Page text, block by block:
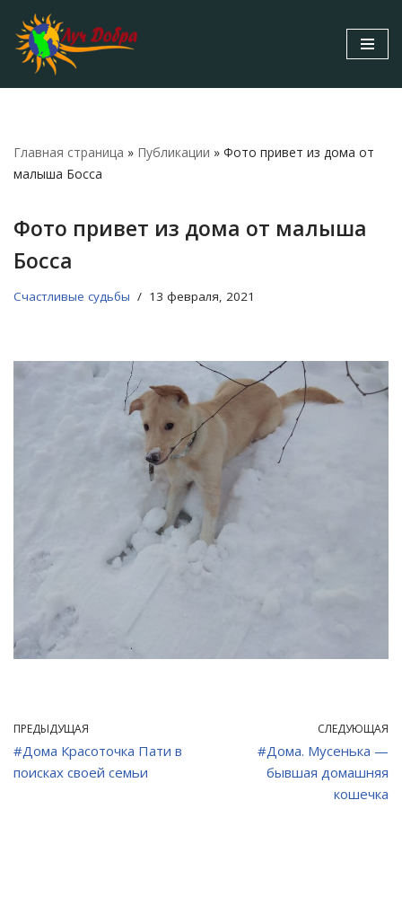
Перейти
содержимому
Главная страница » Публикации » Фото привет из дома от
малыша Босса
Фото привет из дома от малыша
Босса
Счастливые судьбы 13 февраля, 2021
ПРЕДЫДУЩАЯ
#Дома Красоточка Пати в
поисках своей семьи
СЛЕДУЮЩАЯ
#Дома. Мусенька —
бывшая домашняя
кошечка